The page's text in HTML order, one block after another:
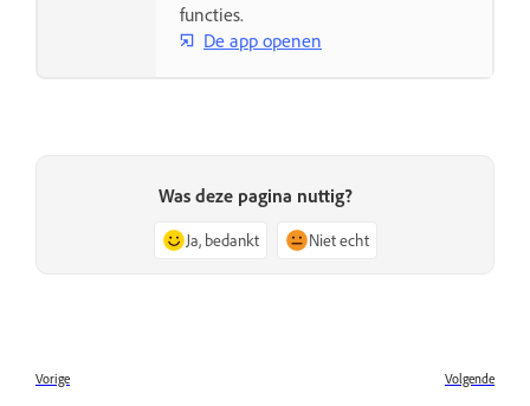
functies.
De app openen
Was deze pagina nuttig?
Ja, bedankt Niet echt
Vorige Volgende